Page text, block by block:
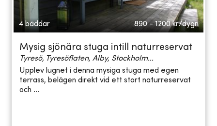
4 bäddar 890 - 1200 kr/dygn
Mysig sjönära stuga intill naturreservat
Tyresö, Tyresöflaten, Alby, Stockholm...
Upplev lugnet i denna mysiga stuga med egen
terrass, belägen direkt vid ett stort naturreservat
och ...